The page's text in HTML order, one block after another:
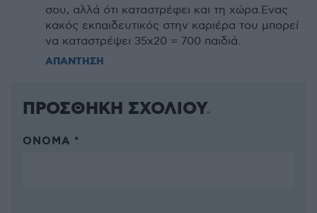
σου, αλλά ότι καταστρέφει και τη χώρα.Ενας
κακός εκπαιδευτικός στην καριέρα του μπορεί
να καταστρέψει 35χ20 = 700 παιδιά.
ΑΠΑΝΤΗΣΗ
ΠΡΟΣΘΗΚΗ ΣΧΟΛΙΟΥ
ΌΝΟΜΑ *